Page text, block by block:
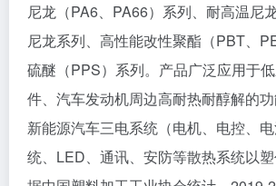
尼龙（PA6、PA66）系列、耐高温尼
尼龙系列、高性能改性聚酯（PBT、
硫醚（PPS）系列。产品广泛应用于
件、汽车发动机周边高耐热耐醇解的功
新能源汽车三电系统（电机、电控、
统、LED、通讯、安防等散热系统以